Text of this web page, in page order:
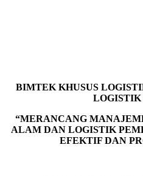
BIMTEK KHUSUS
LOGISTIK
“MERANCANG
ALAM DAN LOGISTIK
EFEKTIF DAN